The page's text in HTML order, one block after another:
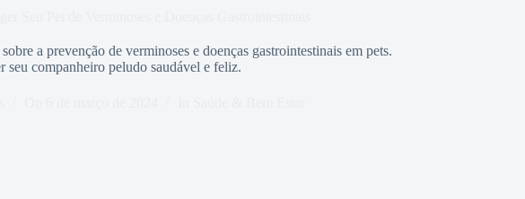
a prevenção de verminoses e doenças gastrointestinais em pets.
seu companheiro peludo saudável e feliz.